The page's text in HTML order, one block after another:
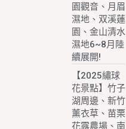
園觀音、月眉
濕地、双溪蓮
園、金山清水
濕地6~8月陸
續展開!
【2025繡球
花景點】竹子
湖周邊、新竹
薰衣草、苗栗
花露農場、南